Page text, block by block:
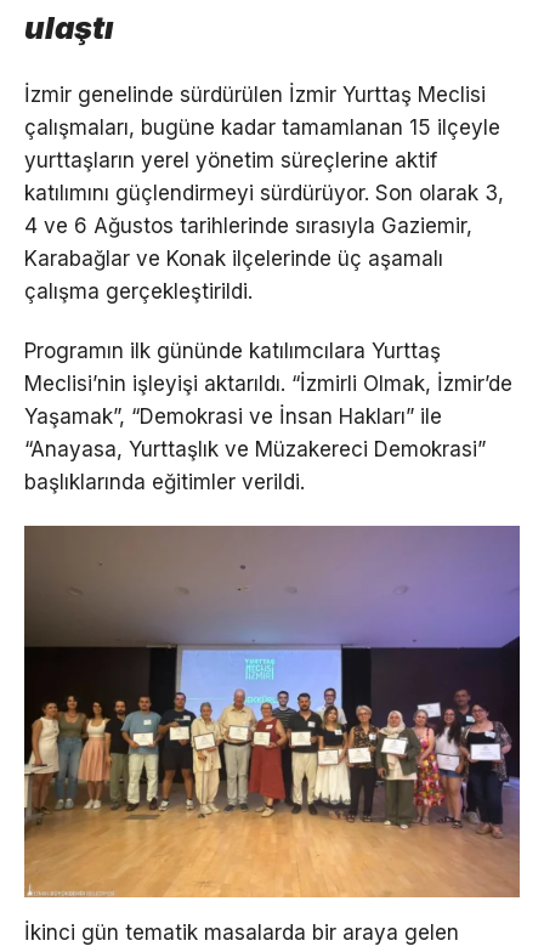
ulaştı
İzmir genelinde sürdürülen İzmir Yurttaş Meclisi
çalışmaları, bugüne kadar tamamlanan 15 ilçeyle
yurttaşların yerel yönetim süreçlerine aktif
katılımını güçlendirmeyi sürdürüyor. Son olarak 3,
4 ve 6 Ağustos tarihlerinde sırasıyla Gaziemir,
Karabağlar ve Konak ilçelerinde üç aşamalı
çalışma gerçekleştirildi.
Programın ilk gününde katılımcılara Yurttaş
Meclisi’nin işleyişi aktarıldı. “İzmirli Olmak, İzmir’de
Yaşamak”, “Demokrasi ve İnsan Hakları” ile
“Anayasa, Yurttaşlık ve Müzakereci Demokrasi”
başlıklarında eğitimler verildi.
İkinci gün tematik masalarda bir araya gelen